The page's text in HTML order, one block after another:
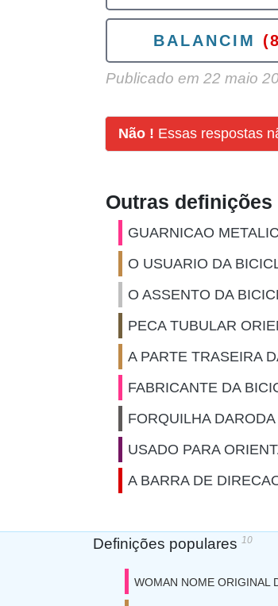
BALANCIM
Publicado em 22 maio
Não ! Essas respostas
Outras
GUARNICAO
O USUARIO DA
O ASSENTO DA
PECA TUBULAR
A PARTE TRASEIRA
FABRICANTE DA
FORQUILHA
USADO PARA
A BARRA DE
Definições populares 10
WOMAN NOME ORIGINAL